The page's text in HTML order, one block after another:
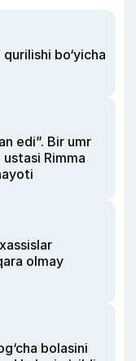
bo‘yicha
edi”. Bir umr
Rimma
olmay
bolasini